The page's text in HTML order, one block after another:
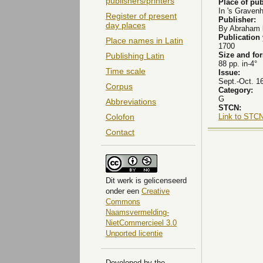
Register of present
day places
Place names in Latin
Publishing Latin
Time scale
Corpus
Abbreviations
Colofon
Contact
Dit werk is gelicenseerd
onder een Creative
Commons
Naamsvermelding-
NietCommercieel 3.0
Unported licentie
Place of
In 's
Publisher:
By Abraham
Publication
1700
Size and
88 pp. in-4°
Issue:
Sept.-Oct.
Category:
G
STCN:
Link to